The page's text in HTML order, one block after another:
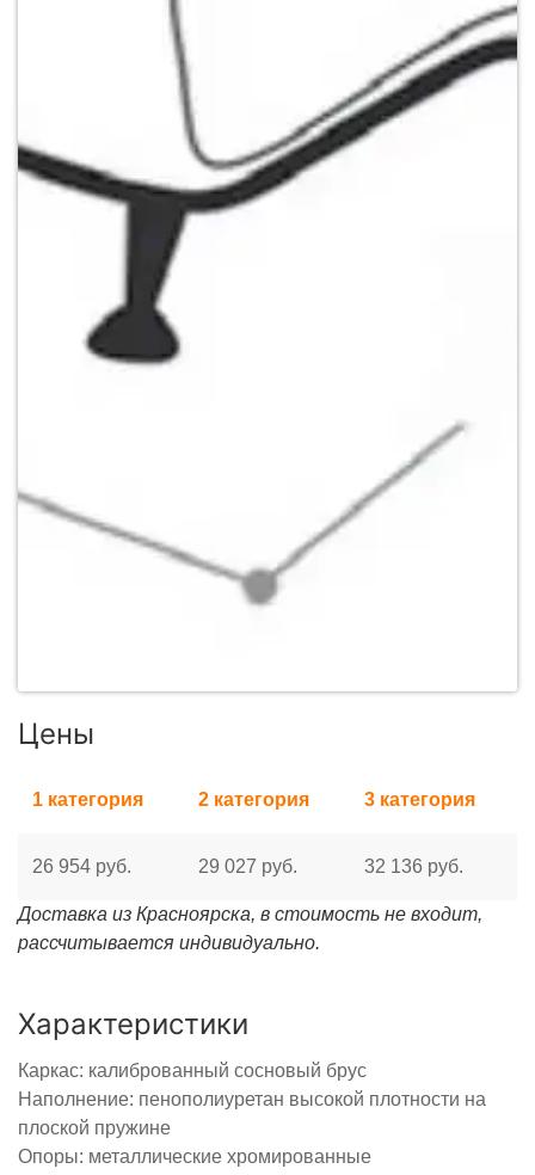
Цены
1 категория 2 категория 3 категория
26 954 руб. 29 027 руб. 32 136 руб.
Доставка из Красноярска, в стоимость не входит,
рассчитывается индивидуально.
Характеристики
Каркас: калиброванный сосновый брус
Наполнение: пенополиуретан высокой плотности на
плоской пружине
Опоры: металлические хромированные